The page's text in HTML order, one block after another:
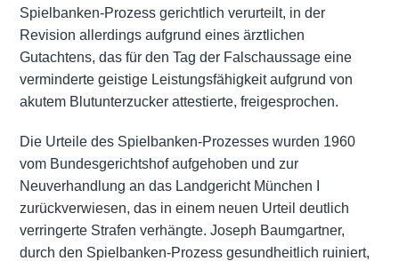
Spielbanken-Prozess gerichtlich verurteilt, in der
Revision allerdings aufgrund eines ärztlichen
Gutachtens, das für den Tag der Falschaussage eine
verminderte geistige Leistungsfähigkeit aufgrund von
akutem Blutunterzucker attestierte, freigesprochen.
Die Urteile des Spielbanken-Prozesses wurden 1960
vom Bundesgerichtshof aufgehoben und zur
Neuverhandlung an das Landgericht München I
zurückverwiesen, das in einem neuen Urteil deutlich
verringerte Strafen verhängte. Joseph Baumgartner,
durch den Spielbanken-Prozess gesundheitlich ruiniert,